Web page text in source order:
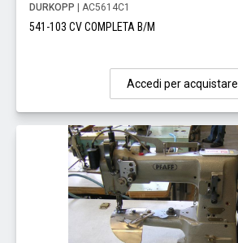
DURKOPP | AC5614C1
541-103 CV COMPLETA B/M
Accedi per acquistare